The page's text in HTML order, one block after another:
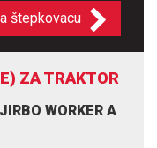
štepkovacu
ZA TRAKTOR
WORKER A